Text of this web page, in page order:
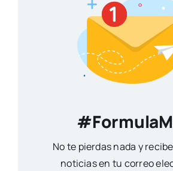
No te pierdas nada y
noticias en tu correo